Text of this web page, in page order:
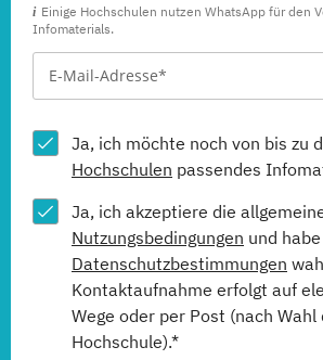
Einige Hochschulen nutzen WhatsApp für den
Infomaterials.
Ja, ich möchte noch von bis zu
Hochschulen passendes
Ja, ich akzeptiere die
Nutzungsbedingungen und
Datenschutzbestimmungen
Kontaktaufnahme erfolgt auf
Wege oder per Post (nach Wahl
Hochschule).*